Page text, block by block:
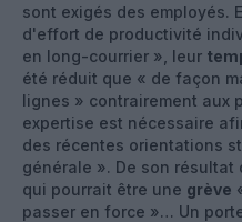
sont exigés des employés.
d'effort de productivité
en long-courrier », leur
été réduit que « de façon
lignes » contrairement aux
expertise est nécessaire
des récentes orientations
générale ». De son résultat
qui pourrait être une grève
passer en force »… Un